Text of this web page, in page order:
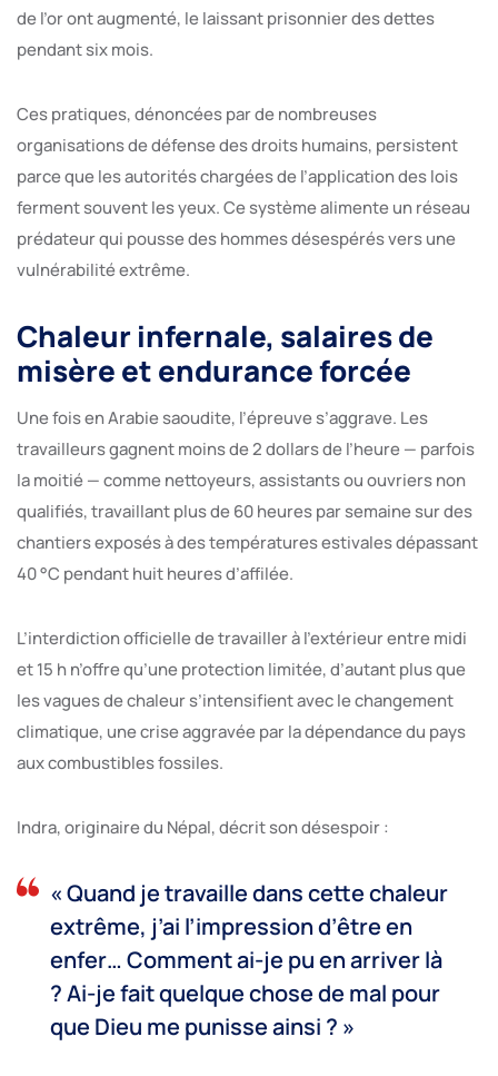
de l’or ont augmenté, le laissant prisonnier des dettes
pendant six mois.
Ces pratiques, dénoncées par de nombreuses
organisations de défense des droits humains, persistent
parce que les autorités chargées de l’application des lois
ferment souvent les yeux. Ce système alimente un réseau
prédateur qui pousse des hommes désespérés vers une
vulnérabilité extrême.
Chaleur infernale, salaires de
misère et endurance forcée
Une fois en Arabie saoudite, l’épreuve s’aggrave. Les
travailleurs gagnent moins de 2 dollars de l’heure — parfois
la moitié — comme nettoyeurs, assistants ou ouvriers non
qualifiés, travaillant plus de 60 heures par semaine sur des
chantiers exposés à des températures estivales dépassant
40 °C pendant huit heures d’affilée.
L’interdiction officielle de travailler à l’extérieur entre midi
et 15 h n’offre qu’une protection limitée, d’autant plus que
les vagues de chaleur s’intensifient avec le changement
climatique, une crise aggravée par la dépendance du pays
aux combustibles fossiles.
Indra, originaire du Népal, décrit son désespoir :
« Quand je travaille dans cette chaleur
extrême, j’ai l’impression d’être en
enfer… Comment ai-je pu en arriver là
? Ai-je fait quelque chose de mal pour
que Dieu me punisse ainsi ? »